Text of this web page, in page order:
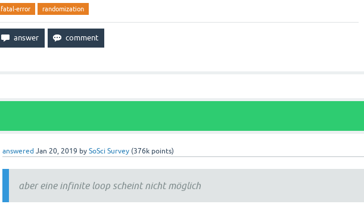
						}
$random_item_number
						}
					}
// selects alternative lexicalisation
// loops through item
if ($random_lexicalisation_number ==
$random_lexicalisation_number
fatal-error randomization
answered Jan 20, 2019 bySoSci Survey (376k points)
aber eine infinite loop scheint nicht möglich